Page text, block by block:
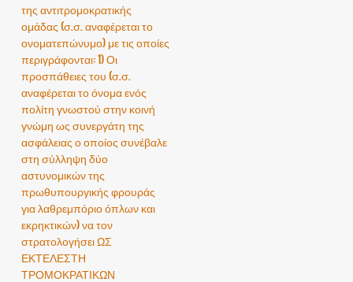
της αντιτρομοκρατικής
ομάδας (σ.σ. αναφέρεται το
ονοματεπώνυμο) με τις οποίες
περιγράφονται: 1) Οι
προσπάθειες του (σ.σ.
αναφέρεται το όνομα ενός
πολίτη γνωστού στην κοινή
γνώμη ως συνεργάτη της
ασφάλειας ο οποίος συνέβαλε
στη σύλληψη δύο
αστυνομικών της
πρωθυπουργικής φρουράς
για λαθρεμπόριο όπλων και
εκρηκτικών) να τον
στρατολογήσει ΩΣ
ΕΚΤΕΛΕΣΤΗ
ΤΡΟΜΟΚΡΑΤΙΚΩΝ